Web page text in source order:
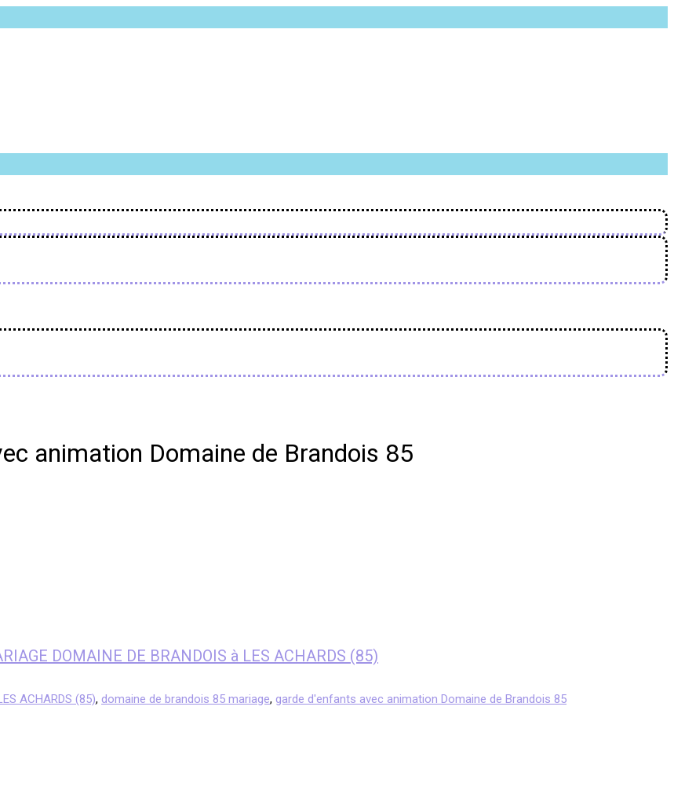
animation Domaine de Brandois 85
DOMAINE DE BRANDOIS à LES ACHARDS (85)
ACHARDS (85), domaine de brandois 85 mariage, garde d'enfants avec animation Domaine de Brandois 85